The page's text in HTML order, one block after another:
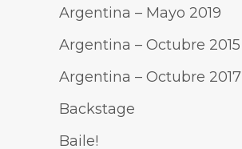
Argentina – Mayo 2019
Argentina – Octubre 2015
Argentina – Octubre 2017
Backstage
Baile!